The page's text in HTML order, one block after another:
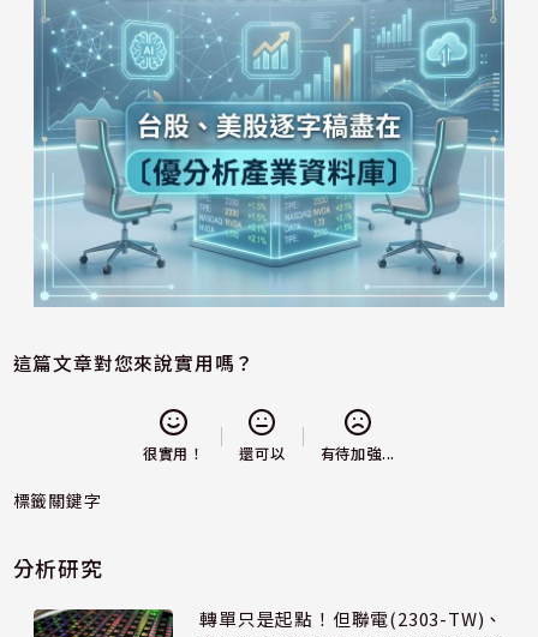
這篇文章對您來說實用嗎？
很實用！ 還可以 有待加強...
標籤關鍵字
分析研究
轉單只是起點！但聯電(2303-TW)、